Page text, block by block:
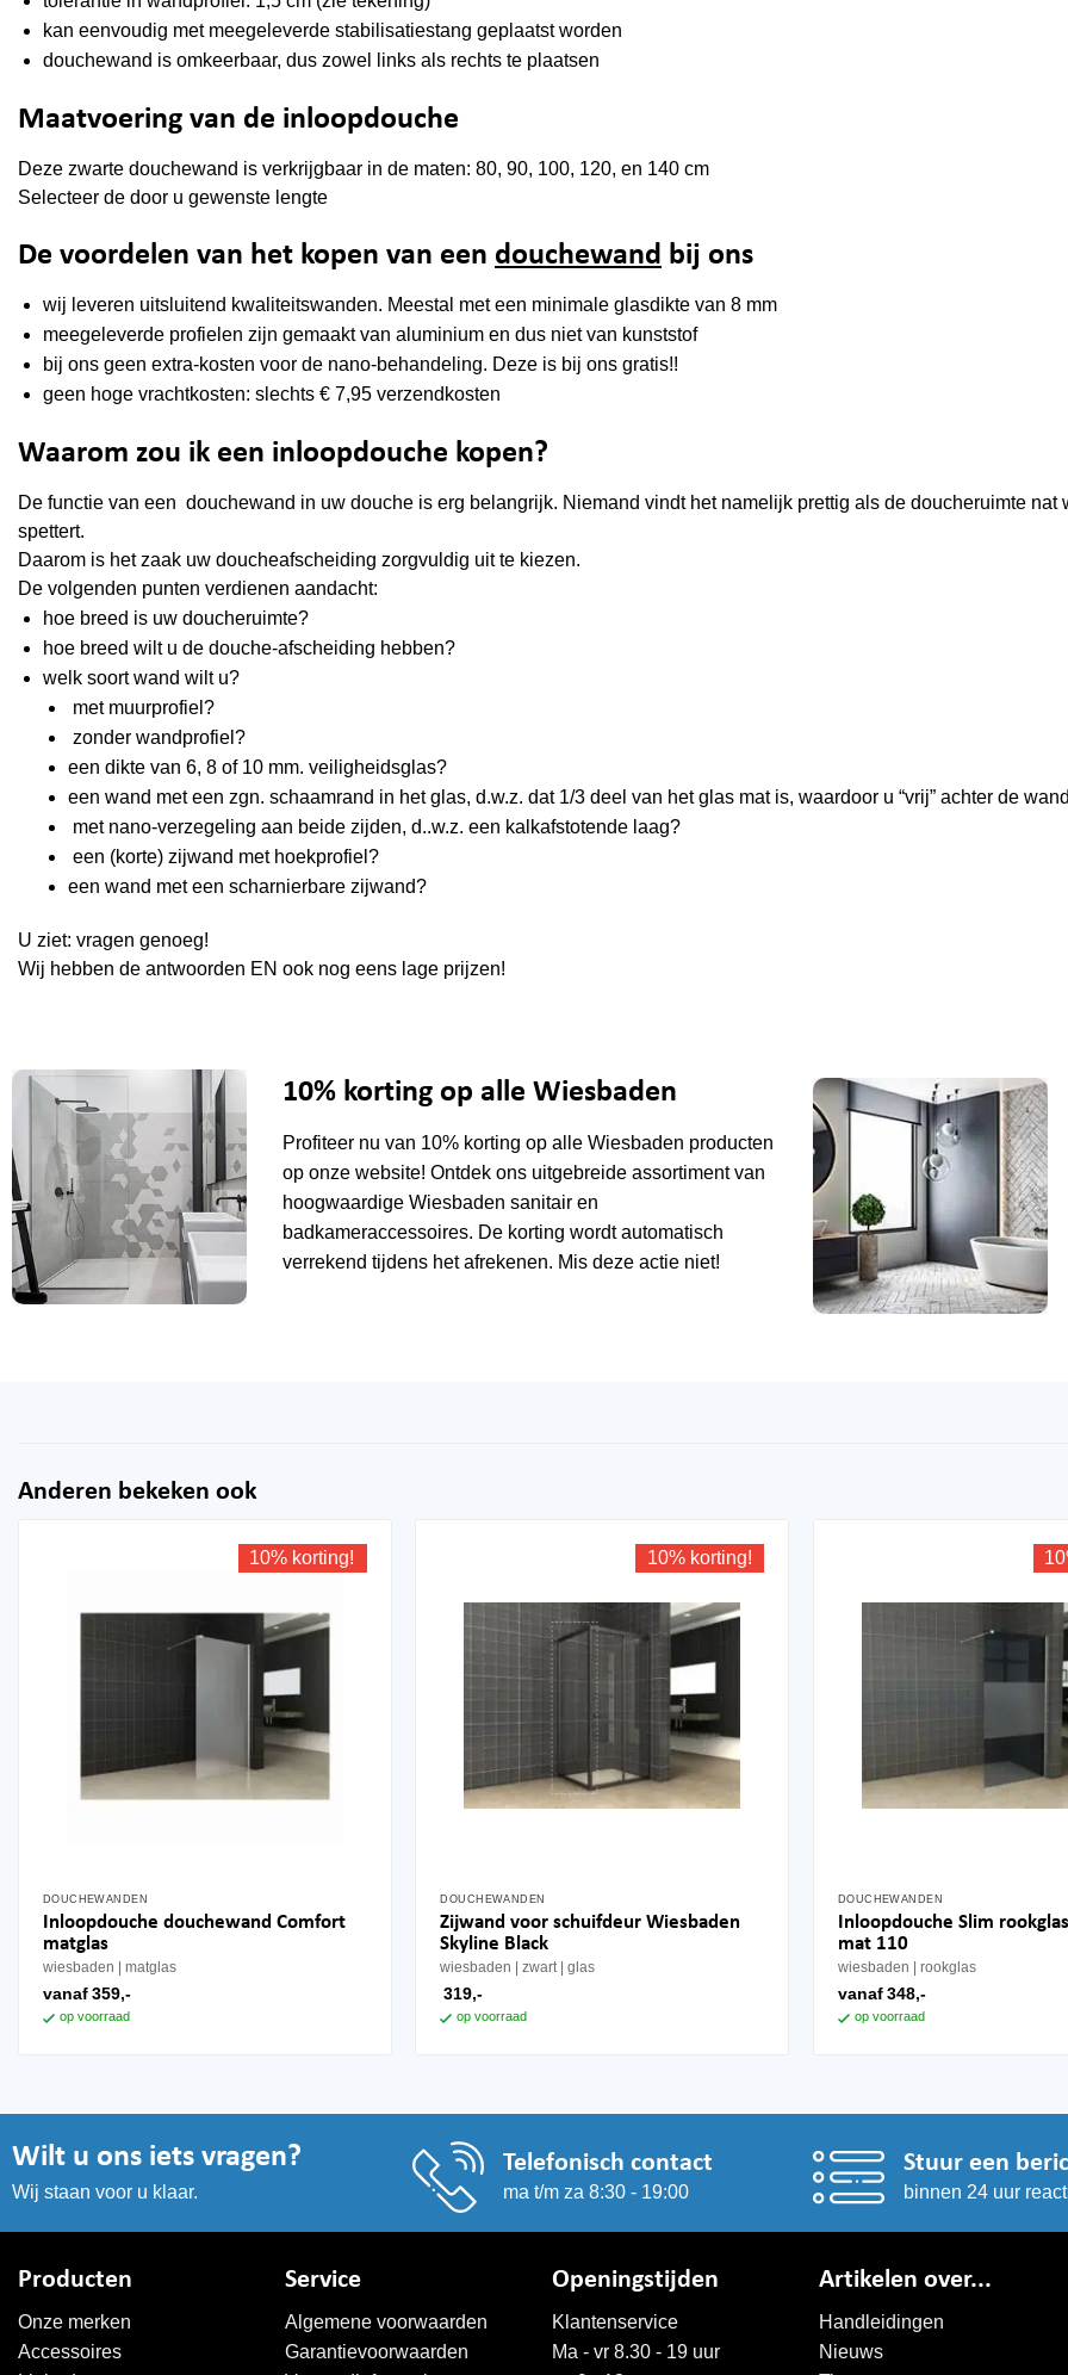
kan eenvoudig met meegeleverde stabilisatiestang geplaatst worden
douchewand is omkeerbaar, dus zowel links als rechts te plaatsen
Maatvoering van de inloopdouche
Deze zwarte douchewand is verkrijgbaar in de maten: 80, 90, 100, 120, en 140 cm
Selecteer de door u gewenste lengte
De voordelen van het kopen van een douchewand bij ons
wij leveren uitsluitend kwaliteitswanden. Meestal met een minimale glasdikte van 8 mm
meegeleverde profielen zijn gemaakt van aluminium en dus niet van kunststof
bij ons geen extra-kosten voor de nano-behandeling. Deze is bij ons gratis!!
geen hoge vrachtkosten: slechts € 7,95 verzendkosten
Waarom zou ik een inloopdouche kopen?
De functie van een douchewand in uw douche is erg belangrijk. Niemand vindt het namelijk prettig als de doucheruimte nat
spettert.
Daarom is het zaak uw doucheafscheiding zorgvuldig uit te kiezen.
De volgenden punten verdienen aandacht:
hoe breed is uw doucheruimte?
hoe breed wilt u de douche-afscheiding hebben?
welk soort wand wilt u?
met muurprofiel?
zonder wandprofiel?
een dikte van 6, 8 of 10 mm. veiligheidsglas?
een wand met een zgn. schaamrand in het glas, d.w.z. dat 1/3 deel van het glas mat is, waardoor u “vrij” achter de
met nano-verzegeling aan beide zijden, d..w.z. een kalkafstotende laag?
een (korte) zijwand met hoekprofiel?
een wand met een scharnierbare zijwand?
U ziet: vragen genoeg!
Wij hebben de antwoorden EN ook nog eens lage prijzen!
10% korting op alle Wiesbaden
Profiteer nu van 10% korting op alleWiesbaden producten
op onze website! Ontdek ons uitgebreide assortiment van
hoogwaardige Wiesbaden sanitair en
badkameraccessoires. De korting wordt automatisch
verrekend tijdens het afrekenen. Mis deze actie niet!
Anderen bekeken ook
10% korting!
DOUCHEWANDEN
Inloopdouche douchewand Comfort
matglas
wiesbaden matglas
vanaf 359,-
op voorraad
Dit
product
heeft
meerdere
variaties.
worden
de
productpagina
10% korting!
DOUCHEWANDEN
Zijwand voor schuifdeur Wiesbaden
Skyline Black
wiesbaden zwart glas
319,-
op voorraad
DOUCHEWANDEN
Inloopdouche Slim
mat 110
wiesbaden rookglas
vanaf 348,-
op voorraad
Dit
product
heeft
meerdere
variaties.
worden
op
de
productpagina
Wilt u ons iets vragen?
Wij staan voor u klaar.
Telefonisch contact
ma t/m za 8:30 - 19:00
Stuur een
binnen 24 uur
Producten
Onze merken
Accessoires
Service
Algemene voorwaarden
Garantievoorwaarden
Openingstijden
Klantenservice
Ma - vr 8.30 - 19 uur
Artikelen over...
Handleidingen
Nieuws